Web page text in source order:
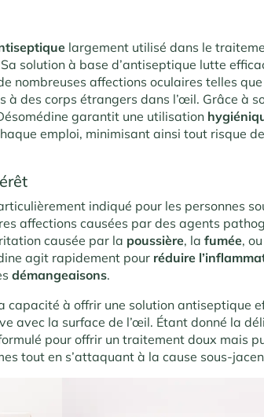
largement utilisé dans le
Sa solution à base d’antiseptique lutte
nombreuses affections oculaires telles que
à des corps étrangers dans l’œil. Grâce à
garantit une utilisation
emploi, minimisant ainsi tout risque de
indiqué pour les personnes
affections causées par des agents
causée par la poussière, lafumée,
agit rapidement pour réduire
démangeaisons.
capacité à offrir une solution antiseptique
avec la surface de l’œil. Étant donné la
pour offrir un traitement doux mais
tout en s’attaquant à la cause sous-